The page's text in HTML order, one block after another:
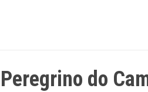
Peregrino do